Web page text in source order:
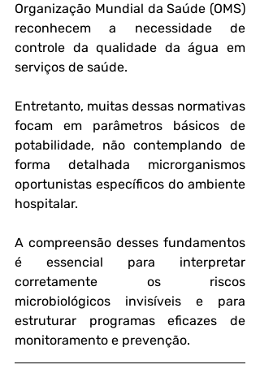
Organização Mundial da Saúde (OMS)
reconhecem a necessidade de
controle da qualidade da água em
serviços de saúde.
Entretanto, muitas dessas normativas
focam em parâmetros básicos de
potabilidade, não contemplando de
forma detalhada microrganismos
oportunistas específicos do ambiente
hospitalar.
A compreensão desses fundamentos
é essencial para interpretar
corretamente os riscos
microbiológicos invisíveis e para
estruturar programas eficazes de
monitoramento e prevenção.